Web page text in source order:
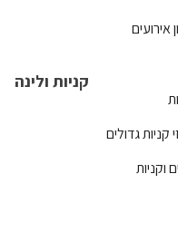
אירועים
קניות ולינה
קניות גדולים
וקניות